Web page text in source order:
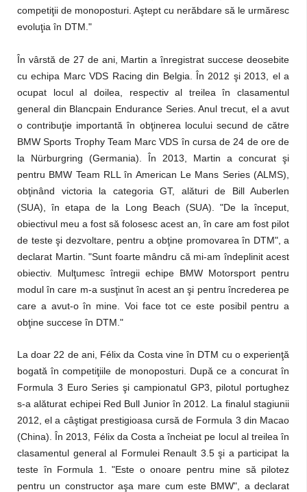
competiţii de monoposturi. Aştept cu nerăbdare să le urmăresc
evoluţia în DTM."
În vârstă de 27 de ani, Martin a înregistrat succese deosebite
cu echipa Marc VDS Racing din Belgia. În 2012 şi 2013, el a
ocupat locul al doilea, respectiv al treilea în clasamentul
general din Blancpain Endurance Series. Anul trecut, el a avut
o contribuţie importantă în obţinerea locului secund de către
BMW Sports Trophy Team Marc VDS în cursa de 24 de ore de
la Nürburgring (Germania). În 2013, Martin a concurat şi
pentru BMW Team RLL în American Le Mans Series (ALMS),
obţinând victoria la categoria GT, alături de Bill Auberlen
(SUA), în etapa de la Long Beach (SUA). "De la început,
obiectivul meu a fost să folosesc acest an, în care am fost pilot
de teste şi dezvoltare, pentru a obţine promovarea în DTM", a
declarat Martin. "Sunt foarte mândru că mi-am îndeplinit acest
obiectiv. Mulţumesc întregii echipe BMW Motorsport pentru
modul în care m-a susţinut în acest an şi pentru încrederea pe
care a avut-o în mine. Voi face tot ce este posibil pentru a
obţine succese în DTM."
La doar 22 de ani, Félix da Costa vine în DTM cu o experienţă
bogată în competiţiile de monoposturi. După ce a concurat în
Formula 3 Euro Series şi campionatul GP3, pilotul portughez
s-a alăturat echipei Red Bull Junior în 2012. La finalul stagiunii
2012, el a câştigat prestigioasa cursă de Formula 3 din Macao
(China). În 2013, Félix da Costa a încheiat pe locul al treilea în
clasamentul general al Formulei Renault 3.5 şi a participat la
teste în Formula 1. "Este o onoare pentru mine să pilotez
pentru un constructor aşa mare cum este BMW", a declarat